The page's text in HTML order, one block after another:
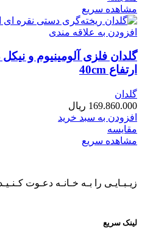
مشاهده سریع
افزودن به علاقه مندی
گلدان فلزی آلومینیوم و
ارتفاع 40cm
گلدان
169.860.000 ریال
افزودن به سبد خرید
مقایسه
مشاهده سریع
زیـبـایـی را بـه خـانـه دعـوت
لینک سریع